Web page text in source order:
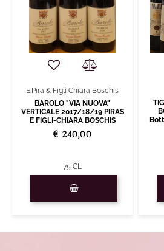
E.Pira & Figli Chiara Boschis
BAROLO "VIA NUOVA"
VERTICALE 2017/18/19 PIRAS
E FIGLI-CHIARA BOSCHIS
€ 240,00
75 CL